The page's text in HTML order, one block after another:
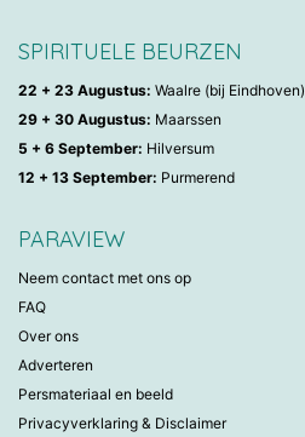
SPIRITUELE BEURZEN
22 + 23 Augustus: Waalre (bij Eindhoven)
29 + 30 Augustus: Maarssen
5 + 6 September: Hilversum
12 + 13 September: Purmerend
PARAVIEW
Neem contact met ons op
FAQ
Over ons
Adverteren
Persmateriaal en beeld
Privacyverklaring & Disclaimer